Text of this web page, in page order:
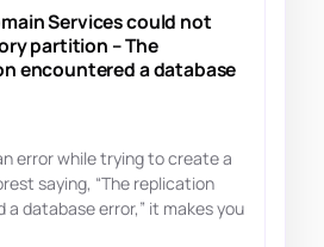
Services could not
partition – The
encountered a database
error while trying to create a
saying, “The replication
database error,” it makes you